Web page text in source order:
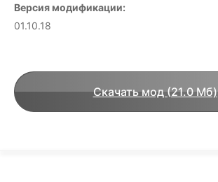
Версия модификации:
01.10.18
Скачать мод (21.0 Мб)